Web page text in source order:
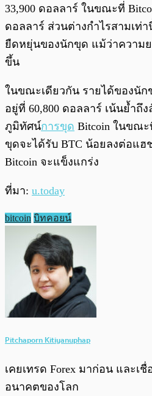
33,900 ดอลลาร์ ในขณะที่
ดอลลาร์ ส่วนต่างกำไรสามเท่
ยืดหยุ่นของนักขุด แม้ว่าความ
ขึ้น
ในขณะเดียวกัน รายได้ของนัก
อยู่ที่ 60,800 ดอลลาร์ เน้นย้ำ
ภูมิทัศน์การขุด Bitcoin ในขณ
ขุดจะได้รับ BTC น้อยลงต่อแฮ
Bitcoin จะแข็งแกร่ง
ที่มา: u.today
bitcoin บิทคอยน์
Pitchaporn Kitiyanuphap
เคยเทรด Forex มาก่อน และเ
อนาคตของโลก